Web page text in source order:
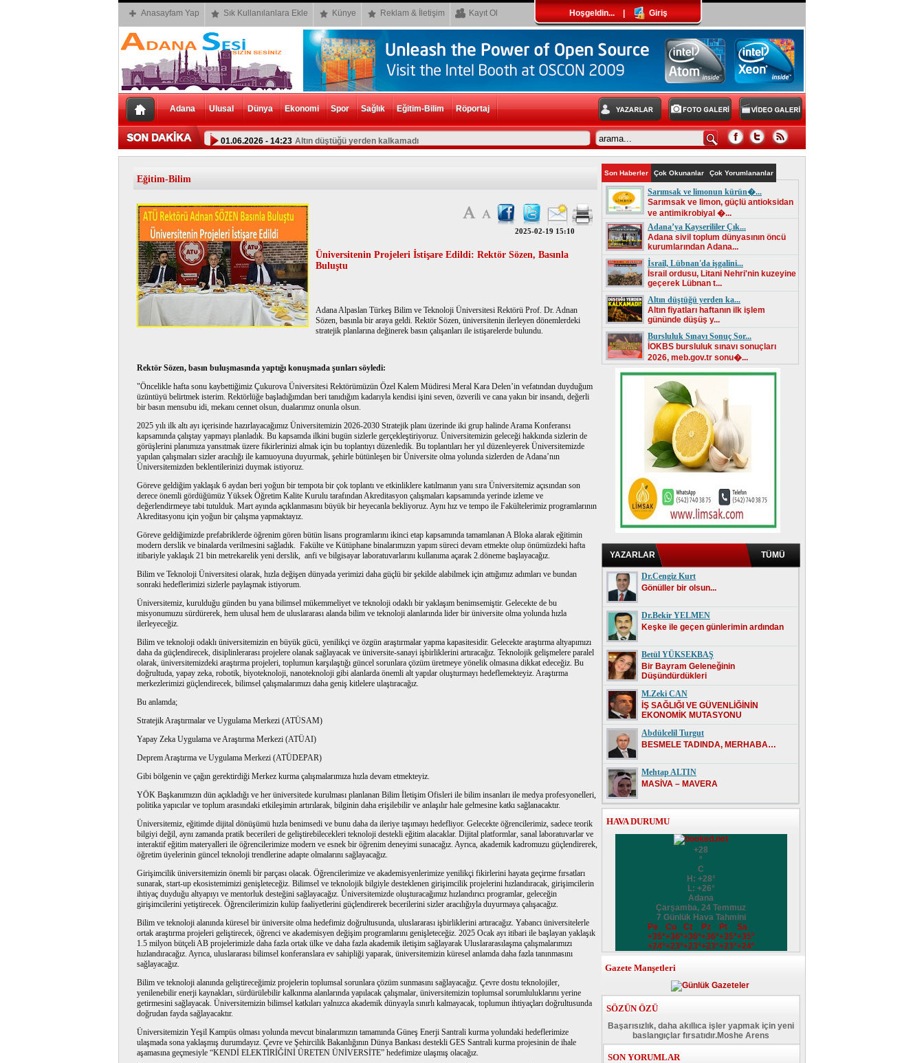
Anasayfam Yap Sık Kullanılanlara Ekle Künye Reklam & İletişim Kayıt Ol Hoşgeldin... Giriş
Adana Ulusal Dünya Ekonomi Spor Sağlık Eğitim-Bilim Röportaj
01.06.2026 - 14:23 Altın düştüğü yerden kalkamadı
Eğitim-Bilim
2025-02-19 15:10
Üniversitenin Projeleri İstişare Edildi: Rektör Sözen, Basınla
Buluştu
Adana Alpaslan Türkeş Bilim ve Teknoloji Üniversitesi Rektörü Prof. Dr. Adnan
Sözen, basınla bir araya geldi. Rektör Sözen, üniversitenin ilerleyen dönemlerdeki
stratejik planlarına değinerek basın çalışanları ile istişarelerde bulundu.
Rektör Sözen, basın buluşmasında yaptığı konuşmada şunları söyledi:
"Öncelikle hafta sonu kaybettiğimiz Çukurova Üniversitesi Rektörümüzün Özel Kalem Müdiresi Meral Kara Delen’in vefatından duyduğum
üzüntüyü belirtmek isterim. Rektörlüğe başladığımdan beri tanıdığım kadarıyla kendisi işini seven, özverili ve cana yakın bir insandı, değerli
bir basın mensubu idi, mekanı cennet olsun, dualarımız onunla olsun.
2025 yılı ilk altı ayı içerisinde hazırlayacağımız Üniversitemizin 2026-2030 Stratejik planı üzerinde iki grup halinde Arama Konferansı
kapsamında çalıştay yapmayı planladık. Bu kapsamda ilkini bugün sizlerle gerçekleştiriyoruz. Üniversitemizin geleceği hakkında sizlerin de
görüşlerini planımıza yansıtmak üzere fikirlerinizi almak için bu toplantıyı düzenledik. Bu toplantıları her yıl düzenleyerek Üniversitemizde
yapılan çalışmaları sizler aracılığı ile kamuoyuna duyurmak, şehirle bütünleşen bir Üniversite olma yolunda sizlerden de Adana’nın
Üniversitemizden beklentilerinizi duymak istiyoruz.
Göreve geldiğim yaklaşık 6 aydan beri yoğun bir tempota bir çok toplantı ve etkinliklere katılmanın yanı sıra Üniversitemiz açısından son
derece önemli gördüğümüz Yüksek Öğretim Kalite Kurulu tarafından Akreditasyon çalışmaları kapsamında yerinde izleme ve
değerlendirmeye tabi tutulduk. Mart ayında açıklanmasını büyük bir heyecanla bekliyoruz. Aynı hız ve tempo ile Fakültelerimiz programlarının
Akreditasyonu için yoğun bir çalışma yapmaktayız.
Göreve geldiğimizde prefabriklerde öğrenim gören bütün lisans programlarını ikinci etap kapsamında tamamlanan A Bloka alarak eğitimin
modern derslik ve binalarda verilmesini sağladık. Fakülte ve Kütüphane binalarımızın yapım süreci devam etmekte olup önümüzdeki hafta
itibariyle yaklaşık 21 bin metrekarelik yeni derslik, anfi ve bilgisayar laboratuvarlarını kullanıma açarak 2.döneme başlayacağız.
Bilim ve Teknoloji Üniversitesi olarak, hızla değişen dünyada yerimizi daha güçlü bir şekilde alabilmek için attığımız adımları ve bundan
sonraki hedeflerimizi sizlerle paylaşmak istiyorum.
Üniversitemiz, kurulduğu günden bu yana bilimsel mükemmeliyet ve teknoloji odaklı bir yaklaşım benimsemiştir. Gelecekte de bu
misyonumuzu sürdürerek, hem ulusal hem de uluslararası alanda bilim ve teknoloji alanlarında lider bir üniversite olma yolunda hızla
ilerleyeceğiz.
Bilim ve teknoloji odaklı üniversitemizin en büyük gücü, yenilikçi ve özgün araştırmalar yapma kapasitesidir. Gelecekte araştırma altyapımızı
daha da güçlendirecek, disiplinlerarası projelere olanak sağlayacak ve üniversite-sanayi işbirliklerini artıracağız. Teknolojik gelişmelere paralel
olarak, üniversitemizdeki araştırma projeleri, toplumun karşılaştığı güncel sorunlara çözüm üretmeye yönelik olmasına dikkat edeceğiz. Bu
doğrultuda, yapay zeka, robotik, biyoteknoloji, nanoteknoloji gibi alanlarda önemli alt yapılar oluşturmayı hedeflemekteyiz. Araştırma
merkezlerimizi güçlendirecek, bilimsel çalışmalarımızı daha geniş kitlelere ulaştıracağız.
Bu anlamda;
Stratejik Araştırmalar ve Uygulama Merkezi (ATÜSAM)
Yapay Zeka Uygulama ve Araştırma Merkezi (ATÜAI)
Deprem Araştırma ve Uygulama Merkezi (ATÜDEPAR)
Gibi bölgenin ve çağın gerektirdiği Merkez kurma çalışmalarımıza hızla devam etmekteyiz.
YÖK Başkanımızın dün açıkladığı ve her üniversitede kurulması planlanan Bilim İletişim Ofisleri ile bilim insanları ile medya profesyonelleri,
politika yapıcılar ve toplum arasındaki etkileşimin artırılarak, bilginin daha erişilebilir ve anlaşılır hale gelmesine katkı sağlanacaktır.
Üniversitemiz, eğitimde dijital dönüşümü hızla benimsedi ve bunu daha da ileriye taşımayı hedefliyor. Gelecekte öğrencilerimiz, sadece teorik
bilgiyi değil, aynı zamanda pratik becerileri de geliştirebilecekleri teknoloji destekli eğitim alacaklar. Dijital platformlar, sanal laboratuvarlar ve
interaktif eğitim materyalleri ile öğrencilerimize modern ve esnek bir öğrenim deneyimi sunacağız. Ayrıca, akademik kadromuzu güçlendirerek,
öğretim üyelerinin güncel teknoloji trendlerine adapte olmalarını sağlayacağız.
Girişimcilik üniversitemizin önemli bir parçası olacak. Öğrencilerimize ve akademisyenlerimize yenilikçi fikirlerini hayata geçirme fırsatları
sunarak, start-up ekosistemimizi genişleteceğiz. Bilimsel ve teknolojik bilgiyle desteklenen girişimcilik projelerini hızlandıracak, girişimcilerin
ihtiyaç duyduğu altyapıyı ve mentorluk desteğini sağlayacağız. Üniversitemizde oluşturacağımız hızlandırıcı programlar, geleceğin
girişimcilerini yetiştirecek. Öğrencilerimizin kulüp faaliyetlerini güçlendirerek becerilerini sizler aracılığıyla duyurmaya çalışacağız.
Bilim ve teknoloji alanında küresel bir üniversite olma hedefimiz doğrultusunda, uluslararası işbirliklerini artıracağız. Yabancı üniversitelerle
ortak araştırma projeleri geliştirecek, öğrenci ve akademisyen değişim programlarını genişleteceğiz. 2025 Ocak ayı itibari ile başlayan yaklaşık
1.5 milyon bütçeli AB projelerimizle daha fazla ortak ülke ve daha fazla akademik iletişim sağlayarak Uluslararasılaşma çalışmalarımızı
hızlandıracağız. Ayrıca, uluslararası bilimsel konferanslara ev sahipliği yaparak, üniversitemizin küresel anlamda daha fazla tanınmasını
sağlayacağız.
Bilim ve teknoloji alanında geliştireceğimiz projelerin toplumsal sorunlara çözüm sunmasını sağlayacağız. Çevre dostu teknolojiler,
yenilenebilir enerji kaynakları, sürdürülebilir kalkınma alanlarında yapılacak çalışmalar, üniversitemizin toplumsal sorumluluklarını yerine
getirmesini sağlayacak. Üniversitemizin bilimsel katkıları yalnızca akademik dünyayla sınırlı kalmayacak, toplumun ihtiyaçları doğrultusunda
doğrudan fayda sağlayacaktır.
Üniversitemizin Yeşil Kampüs olması yolunda mevcut binalarımızın tamamında Güneş Enerji Santrali kurma yolundaki hedeflerimize
ulaşmada sona yaklaşmış durumdayız. Çevre ve Şehircilik Bakanlığının Dünya Bankası destekli GES Santrali kurma projesinin de ihale
aşamasına geçmesiyle “KENDİ ELEKTİRİĞİNİ ÜRETEN ÜNİVERSİTE” hedefimize ulaşmış olacağız.
Son Haberler Çok Okunanlar Çok Yorumlananlar
Sarımsak ve limonun kürün�...
Sarımsak ve limon, güçlü antioksidan
ve antimikrobiyal �...
Adana’ya Kayserililer Çık...
Adana sivil toplum dünyasının öncü
kurumlarından Adana...
İsrail, Lübnan'da işgalini...
İsrail ordusu, Litani Nehri'nin kuzeyine
geçerek Lübnan t...
Altın düştüğü yerden ka...
Altın fiyatları haftanın ilk işlem
gününde düşüş y...
Bursluluk Sınavı Sonuç Sor...
İOKBS bursluluk sınavı sonuçları
2026, meb.gov.tr sonu�...
YAZARLAR TÜMÜ
Dr.Cengiz Kurt
Gönüller bir olsun...
Dr.Bekir YELMEN
Keşke ile geçen günlerimin ardından
Betül YÜKSEKBAŞ
Bir Bayram Geleneğinin
Düşündürdükleri
M.Zeki CAN
İŞ SAĞLIĞI VE GÜVENLİĞİNİN
EKONOMİK MUTASYONU
Abdülcelil Turgut
BESMELE TADINDA, MERHABA…
Mehtap ALTIN
MASİVA – MAVERA
HAVA DURUMU
+28
°
C
H: +28°
L: +26°
Adana
Çarşamba, 24 Temmuz
7 Günlük Hava Tahmini
Pe
Cu Ct Pz Pt
Sa
+35°+36°+36°+36°+35°+35°
+24°+23°+23°+23°+23°+24°
Gazete Manşetleri
SÖZÜN ÖZÜ
Başarısızlık, daha akıllıca işler yapmak için yeni
baslangıçlar fırsatıdır.Moshe Arens
SON YORUMLAR